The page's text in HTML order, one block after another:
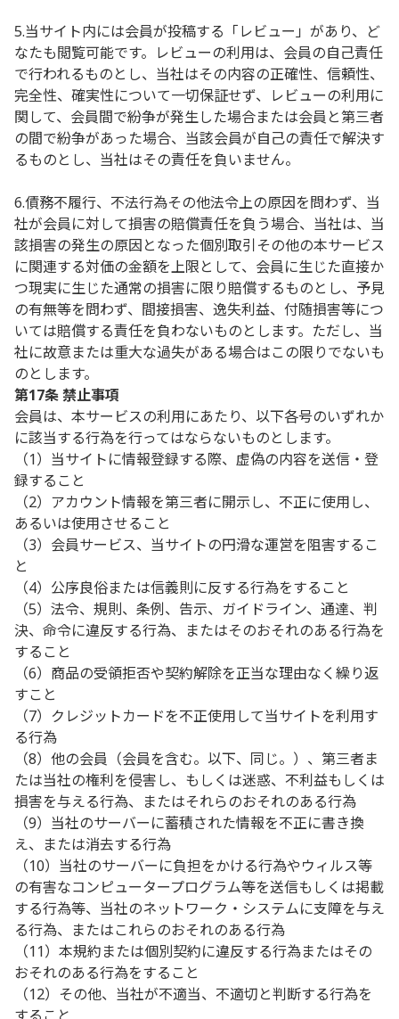
5.当サイト内には会員が投稿する「レビュー」があり、ど
なたも閲覧可能です。レビューの利用は、会員の自己責任
で行われるものとし、当社はその内容の正確性、信頼性、
完全性、確実性について一切保証せず、レビューの利用に
関して、会員間で紛争が発生した場合または会員と第三者
の間で紛争があった場合、当該会員が自己の責任で解決す
るものとし、当社はその責任を負いません。
6.債務不履行、不法行為その他法令上の原因を問わず、当
社が会員に対して損害の賠償責任を負う場合、当社は、当
該損害の発生の原因となった個別取引その他の本サービス
に関連する対価の金額を上限として、会員に生じた直接か
つ現実に生じた通常の損害に限り賠償するものとし、予見
の有無等を問わず、間接損害、逸失利益、付随損害等につ
いては賠償する責任を負わないものとします。ただし、当
社に故意または重大な過失がある場合はこの限りでないも
のとします。
第17条 禁止事項
会員は、本サービスの利用にあたり、以下各号のいずれか
に該当する行為を行ってはならないものとします。
（1）当サイトに情報登録する際、虚偽の内容を送信・登
録すること
（2）アカウント情報を第三者に開示し、不正に使用し、
あるいは使用させること
（3）会員サービス、当サイトの円滑な運営を阻害するこ
と
（4）公序良俗または信義則に反する行為をすること
（5）法令、規則、条例、告示、ガイドライン、通達、判
決、命令に違反する行為、またはそのおそれのある行為を
すること
（6）商品の受領拒否や契約解除を正当な理由なく繰り返
すこと
（7）クレジットカードを不正使用して当サイトを利用す
る行為
（8）他の会員（会員を含む。以下、同じ。）、第三者ま
たは当社の権利を侵害し、もしくは迷惑、不利益もしくは
損害を与える行為、またはそれらのおそれのある行為
（9）当社のサーバーに蓄積された情報を不正に書き換
え、または消去する行為
（10）当社のサーバーに負担をかける行為やウィルス等
の有害なコンピュータープログラム等を送信もしくは掲載
する行為等、当社のネットワーク・システムに支障を与え
る行為、またはこれらのおそれのある行為
（11）本規約または個別契約に違反する行為またはその
おそれのある行為をすること
（12）その他、当社が不適当、不適切と判断する行為を